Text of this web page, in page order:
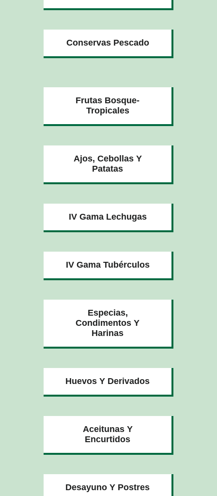
Conservas Pescado
Frutas Bosque-
Tropicales
Ajos, Cebollas Y
Patatas
IV Gama Lechugas
IV Gama Tubérculos
Especias,
Condimentos Y
Harinas
Huevos Y Derivados
Aceitunas Y
Encurtidos
Desayuno Y Postres